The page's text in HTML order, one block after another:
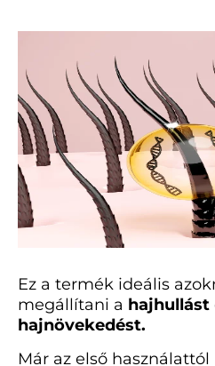
Ez a termék ideális
megállítani a hajhullást
hajnövekedést.
Már az első használattól